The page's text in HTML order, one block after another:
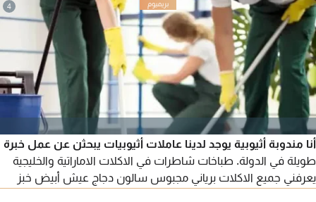
4
أنا مندوبة أثيوبية يوجد لدينا عاملات أثيوبيات يبحثن عن عمل خبرة
طويلة في الدولة. طباخات شاطرات في الاكلات الاماراتية والخليجية
يعرفني جميع الاكلات برياني مجبوس سالون دجاج عيش أبيض خبز
رقاق محشي كيك فطائر. ونظافة ورعاية اطفال غسيل وكوي